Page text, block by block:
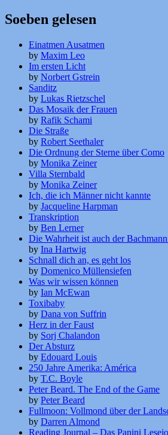
Soeben gelesen
Einatmen Ausatmen
by Maxim Leo
Im ersten Licht
by Norbert Gstrein
Sanditz
by Lukas Rietzschel
Das Mosaik der Frauen
by Rafik Schami
Die Straße
by Robert Seethaler
Die Ordnung der Sterne über Como
by Monika Zeiner
Villa Sternbald
by Monika Zeiner
Ich, die ich Männer nicht kannte
by Jacqueline Harpman
Transkription
by Ben Lerner
Die Wahrheit ist auch der
by Ina Hartwig
Schnall dich an, es geht los
by Domenico Müllensiefen
Was wir wissen können
by Ian McEwan
Toxibaby
by Dana von Suffrin
Herz in der Faust
by Sorj Chalandon
Der Absturz
by Edouard Louis
250 Jahre Amerika: América
by T.C. Boyle
Peter Beard. The End of the Game
by Peter Beard
Fullmoon: Vollmond über der
by Darren Almond
Reading Journal – Das Panini